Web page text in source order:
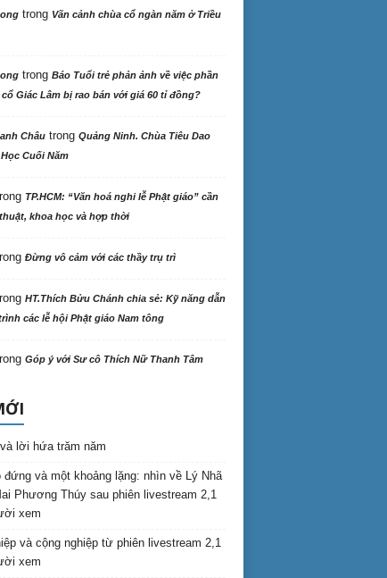
trong Vãn cảnh chùa cổ ngàn năm ở Triều
trong Báo Tuổi trẻ phản ảnh về việc phần
Giác Lâm bị rao bán với giá 60 tỉ đồng?
Châutrong Quảng Ninh. Chùa Tiêu Dao
Cuối Năm
TP.HCM: “Văn hoá nghi lễ Phật giáo” cần
khoa học và hợp thời
Đừng vô cảm với các thầy trụ trì
HT.Thích Bửu Chánh chia sẻ: Kỹ năng dẫn
các lễ hội Phật giáo Nam tông
Góp ý với Sư cô Thích Nữ Thanh Tâm
lời hứa trăm năm
đứng và một khoảng lặng: nhìn về Lý Nhã
Phương Thúy sau phiên livestream 2,1
xem
và cộng nghiệp từ phiên livestream 2,1
xem